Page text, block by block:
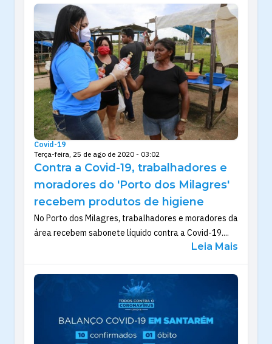
Covid-19
Terça-feira, 25 de ago de 2020 - 03:02
Contra a Covid-19, trabalhadores e
moradores do 'Porto dos Milagres'
recebem produtos de higiene
No Porto dos Milagres, trabalhadores e moradores da
área recebem sabonete líquido contra a Covid-19....
Leia Mais